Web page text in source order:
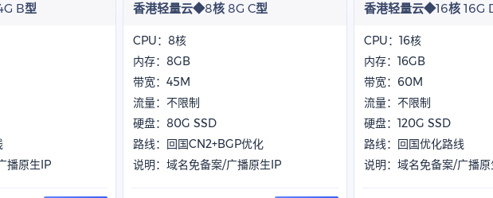
B型
播原生IP
香港轻量云◆8核 8G C型
CPU：8核
内存：8GB
带宽：45M
流量：不限制
硬盘：80G SSD
路线：回国CN2+BGP优化
说明：域名免备案/广播原生IP
香港轻量云◆16核 16G
CPU：16核
内存：16GB
带宽：60M
流量：不限制
硬盘：120G SSD
路线：回国优化路线
说明：域名免备案/广播原